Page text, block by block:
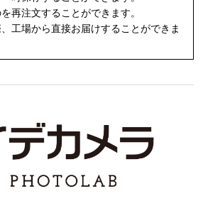
再注文することができます。
工場から直接お届けすることができま